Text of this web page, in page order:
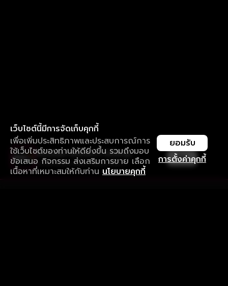
เว็บไซต์นี้มีการจัดเก็บคุกกี้
เพื่อเพิ่มประสิทธิภาพและประสบการณ์การ
ใช้เว็บไซต์ของท่านให้ดียิ่งขึ้น รวมถึงมอบ
ข้อเสนอ กิจกรรม ส่งเสริมการขาย เลือก
เนื้อหาที่เหมาะสมให้กับท่าน นโยบายคุกกี้
การตั้งค่าคุกกี้
ยอมรับ
ใช้งานแอป ลื่นไหลกว่า ไม่มีสะดุด
ดาวน์โหลดแอปเพื่อการรับชมที่ดีกว่า เปิด